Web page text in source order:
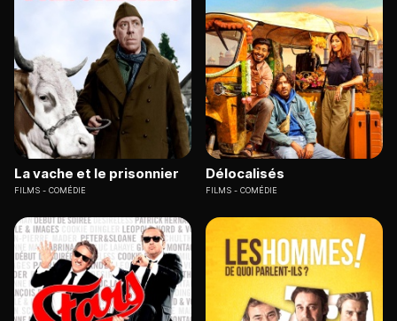
La vache et le prisonnier
FILMS COMÉDIE
Délocalisés
FILMS COMÉDIE